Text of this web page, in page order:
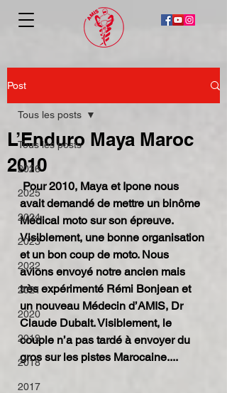
Post
Tous les posts
2026
2025
2024
2023
2022
2021
2020
2019
2018
2017
Tous les posts
L’Enduro Maya Maroc
2010
Pour 2010, Maya et Ipone nous
avait demandé de mettre un binôme
Médical moto sur son épreuve.
Visiblement, une bonne organisation
et un bon coup de moto. Nous
avions envoyé notre ancien mais
très expérimenté Rémi Bonjean et
un nouveau Médecin d’AMIS, Dr
Claude Dubalt. Visiblement, le
couple n’a pas tardé à envoyer du
gros sur les pistes Marocaine....